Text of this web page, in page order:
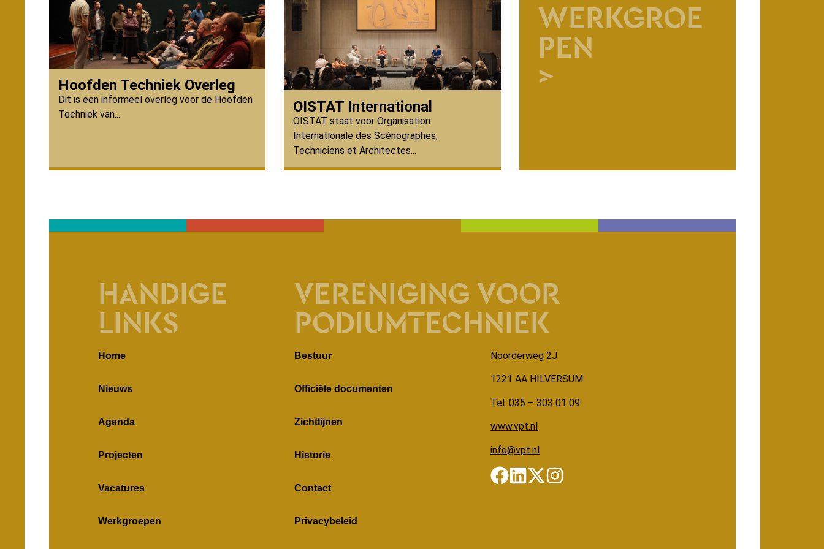
Hoofden Techniek Overleg
Dit is een informeel overleg voor de Hoofden
Techniek van...
OISTAT International
OISTAT staat voor Organisation
Internationale des Scénographes,
Techniciens et Architectes...
WERKGROE
PEN
>
HANDIGE
LINKS
Home
Nieuws
Agenda
Projecten
Vacatures
Werkgroepen
VERENIGING VOOR
PODIUMTECHNIEK
Bestuur
Officiële documenten
Zichtlijnen
Historie
Contact
Privacybeleid
Noorderweg 2J
1221 AA HILVERSUM
Tel: 035 – 303 01 09
www.vpt.nl
info@vpt.nl